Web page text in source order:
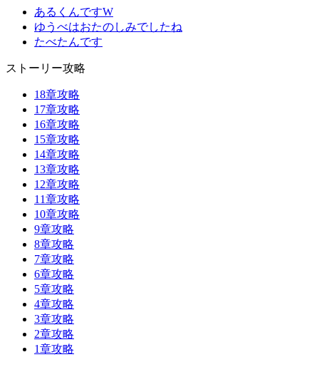
あるくんですW
ゆうべはおたのしみでしたね
たべたんです
ストーリー攻略
18章攻略
17章攻略
16章攻略
15章攻略
14章攻略
13章攻略
12章攻略
11章攻略
10章攻略
9章攻略
8章攻略
7章攻略
6章攻略
5章攻略
4章攻略
3章攻略
2章攻略
1章攻略